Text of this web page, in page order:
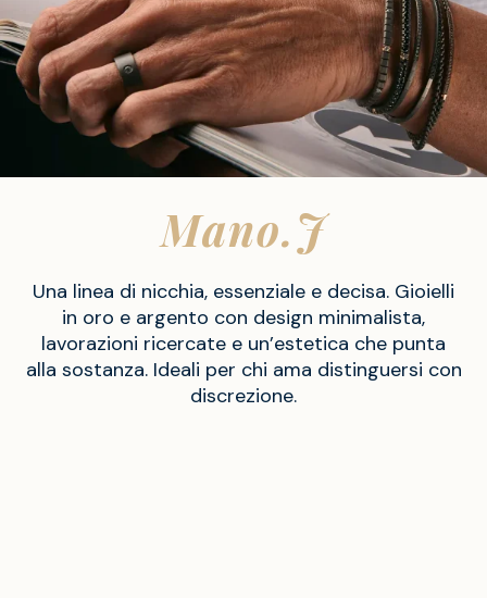
Mano.J
Una linea di nicchia, essenziale e decisa. Gioielli
in oro e argento con design minimalista,
lavorazioni ricercate e un’estetica che punta
alla sostanza. Ideali per chi ama distinguersi con
discrezione.